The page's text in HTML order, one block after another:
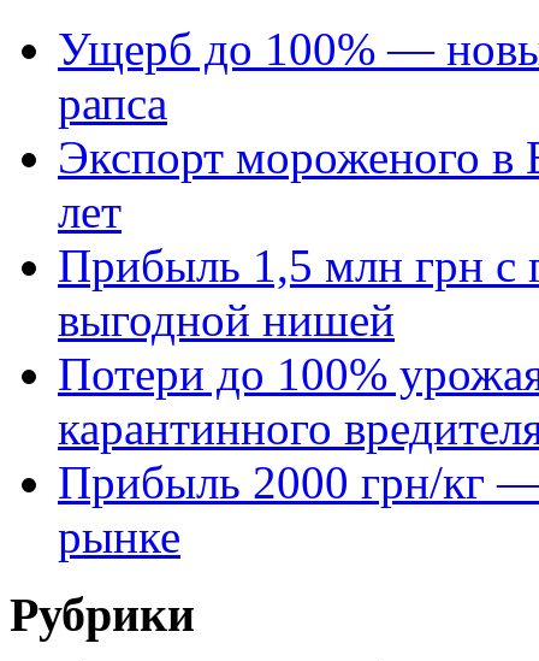
Ущерб до 100% —
рапса
Экспорт мороженого в
лет
Прибыль 1,5 млн грн с
выгодной нишей
Потери до 100%
карантинного
Прибыль 2000 грн/кг —
рынке
Рубрики